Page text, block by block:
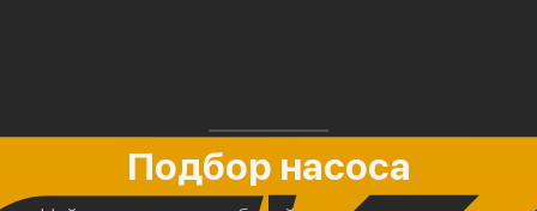
Подбор насоса